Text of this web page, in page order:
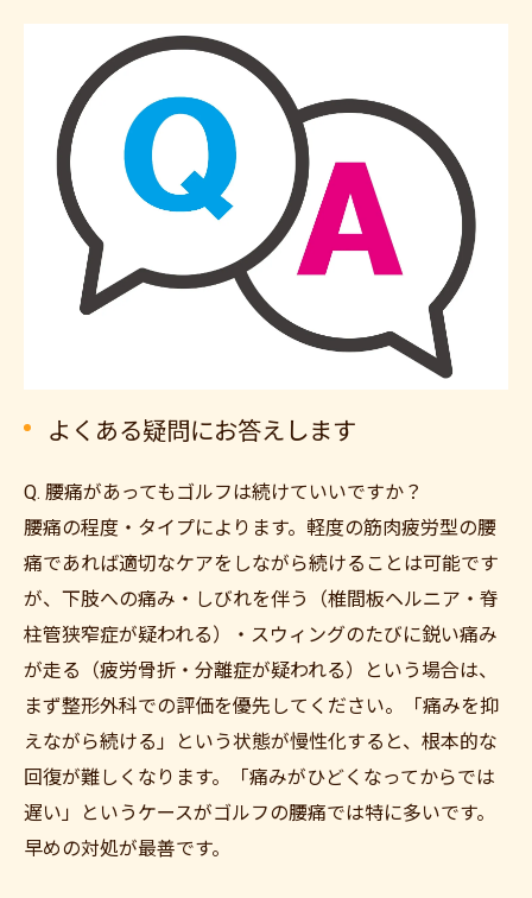
よくある疑問にお答えします
Q. 腰痛があってもゴルフは続けていいですか？
腰痛の程度・タイプによります。軽度の筋肉疲労型の腰
痛であれば適切なケアをしながら続けることは可能です
が、下肢への痛み・しびれを伴う（椎間板ヘルニア・脊
柱管狭窄症が疑われる）・スウィングのたびに鋭い痛み
が走る（疲労骨折・分離症が疑われる）という場合は、
まず整形外科での評価を優先してください。「痛みを抑
えながら続ける」という状態が慢性化すると、根本的な
回復が難しくなります。「痛みがひどくなってからでは
遅い」というケースがゴルフの腰痛では特に多いです。
早めの対処が最善です。